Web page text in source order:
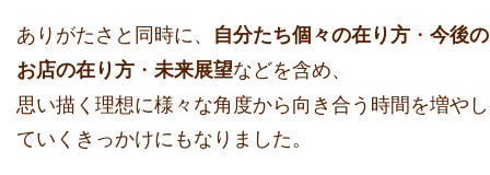
ありがたさと同時に、 自分たち個々の在り方 ・ 今後の
お店の在り方 ・ 未来展望などを含め、
思い描く理想に様々な角度から向き合う時間を増やし
ていくきっかけにもなりました。